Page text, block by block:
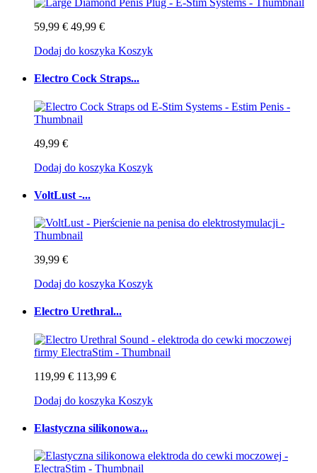
59,99 € 49,99 €
Dodaj do koszyka Koszyk
Electro Cock Straps...
49,99 €
Dodaj do koszyka Koszyk
VoltLust -...
39,99 €
Dodaj do koszyka Koszyk
Electro Urethral...
119,99 € 113,99 €
Dodaj do koszyka Koszyk
Elastyczna silikonowa...